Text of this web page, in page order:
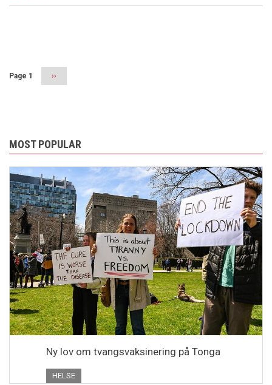
Page 1
Next
››
MOST POPULAR
Ny lov om tvangsvaksinering på Tonga
HELSE